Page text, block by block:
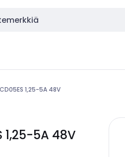
1,25-5A 48V
1,25-5A 48V